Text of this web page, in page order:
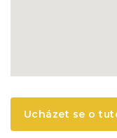
Ucházet se o